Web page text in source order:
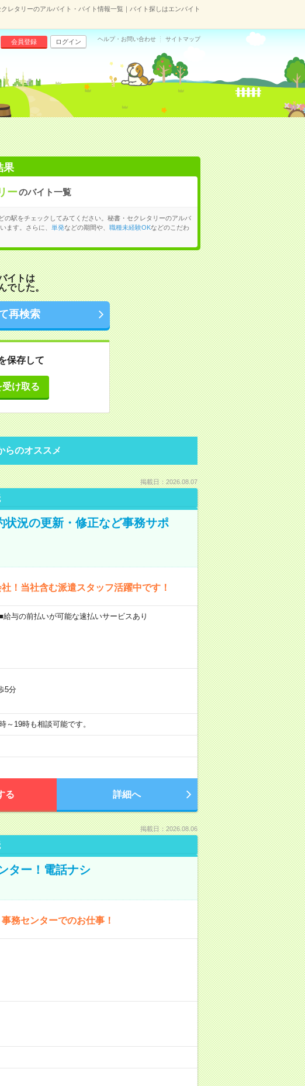
レタリーのアルバイト・バイト情報一覧｜バイト探しはエンバイト
会員登録 ログイン ヘルプ・お問い合わせ サイトマップ
果
ーのバイト一覧
の駅をチェックしてみてください。秘書・セクレタリーのアルバ
ます。さらに、 単発などの期間や、 職種未経験OKなどのこだわ
イトは
でした。
再検索
保存して
け取る
らのオススメ
掲載日：2026.08.07
況の更新・修正など事務サポ
！当社含む派遣スタッフ活躍中です！
与の前払いが可能な速払いサービスあり
5分
19時も相談可能です。
る 詳細へ
掲載日：2026.08.06
ター！電話ナシ
務センターでのお仕事！